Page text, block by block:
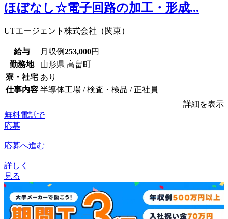
ほぼなし☆電子回路の加工・形成...
UTエージェント株式会社（関東）
給与 月収例253,000円
勤務地
山形県 高畠町
寮・社宅 あり
仕事内容 半導体工場 / 検査・検品 / 正社員
詳細を表示
無料電話で
応募
応募へ進む
詳しく
見る